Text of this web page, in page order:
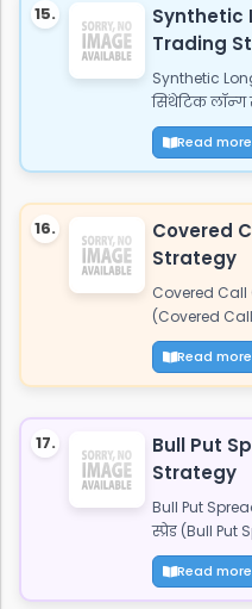
15.
Synthetic
Trading
Synthetic
सिंथेटिक लॉन्ग
Read more
16.
Covered
Strategy
Covered
(Covered
Read more
17.
Bull Put
Strategy
Bull Put
स्प्रेड (Bull Put
Read more